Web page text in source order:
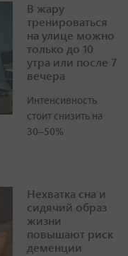
В жару
тренироваться
на улице можно
только до 10
утра или после 7
вечера
Интенсивность
стоит снизить на
30–50%
Нехватка сна и
сидячий образ
жизни
повышают риск
деменции